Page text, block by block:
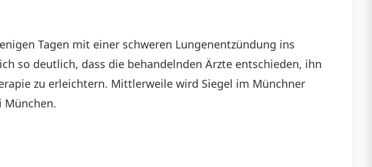
Tagen mit einer schweren Lungenentzündung ins
so deutlich, dass die behandelnden Ärzte entschieden, ihn
zu erleichtern. Mittlerweile wird Siegel im Münchner
München.